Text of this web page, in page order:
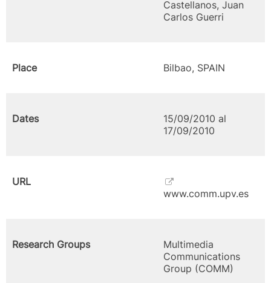
Castellanos, Juan
Carlos Guerri
Place Bilbao, SPAIN
Dates
15/09/2010 al
17/09/2010
URL
www.comm.upv.es
Research Groups
Multimedia
Communications
Group (COMM)